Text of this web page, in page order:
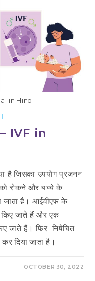
in Hindi
– IVF in
है जिसका उपयोग प्रजनन
रोकने और बच्चे के
जाता है। आईवीएफ के
किए जाते हैं और एक
जाते हैं। फिर निषेचित
दिया जाता है।
OCTOBER 30, 2022